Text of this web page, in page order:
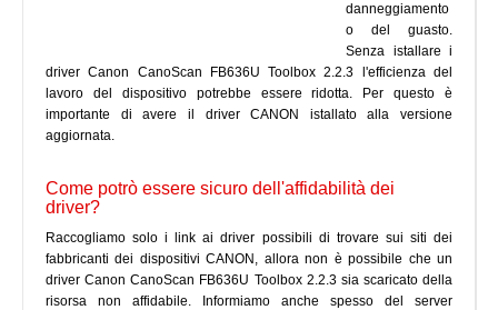
danneggiamento
o del guasto.
Senza istallare i
driver Canon CanoScan FB636U Toolbox 2.2.3 l'efficienza del
lavoro del dispositivo potrebbe essere ridotta. Per questo è
importante di avere il driver CANON istallato alla versione
aggiornata.
Come potrò essere sicuro dell'affidabilità dei
driver?
Raccogliamo solo i link ai driver possibili di trovare sui siti dei
fabbricanti dei dispositivi CANON, allora non è possibile che un
driver Canon CanoScan FB636U Toolbox 2.2.3 sia scaricato della
risorsa non affidabile. Informiamo anche spesso del server